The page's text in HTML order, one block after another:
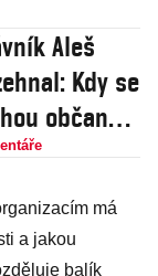
Aleš
Kdy se
občané
bránit
lidských
má
a jakou
balík